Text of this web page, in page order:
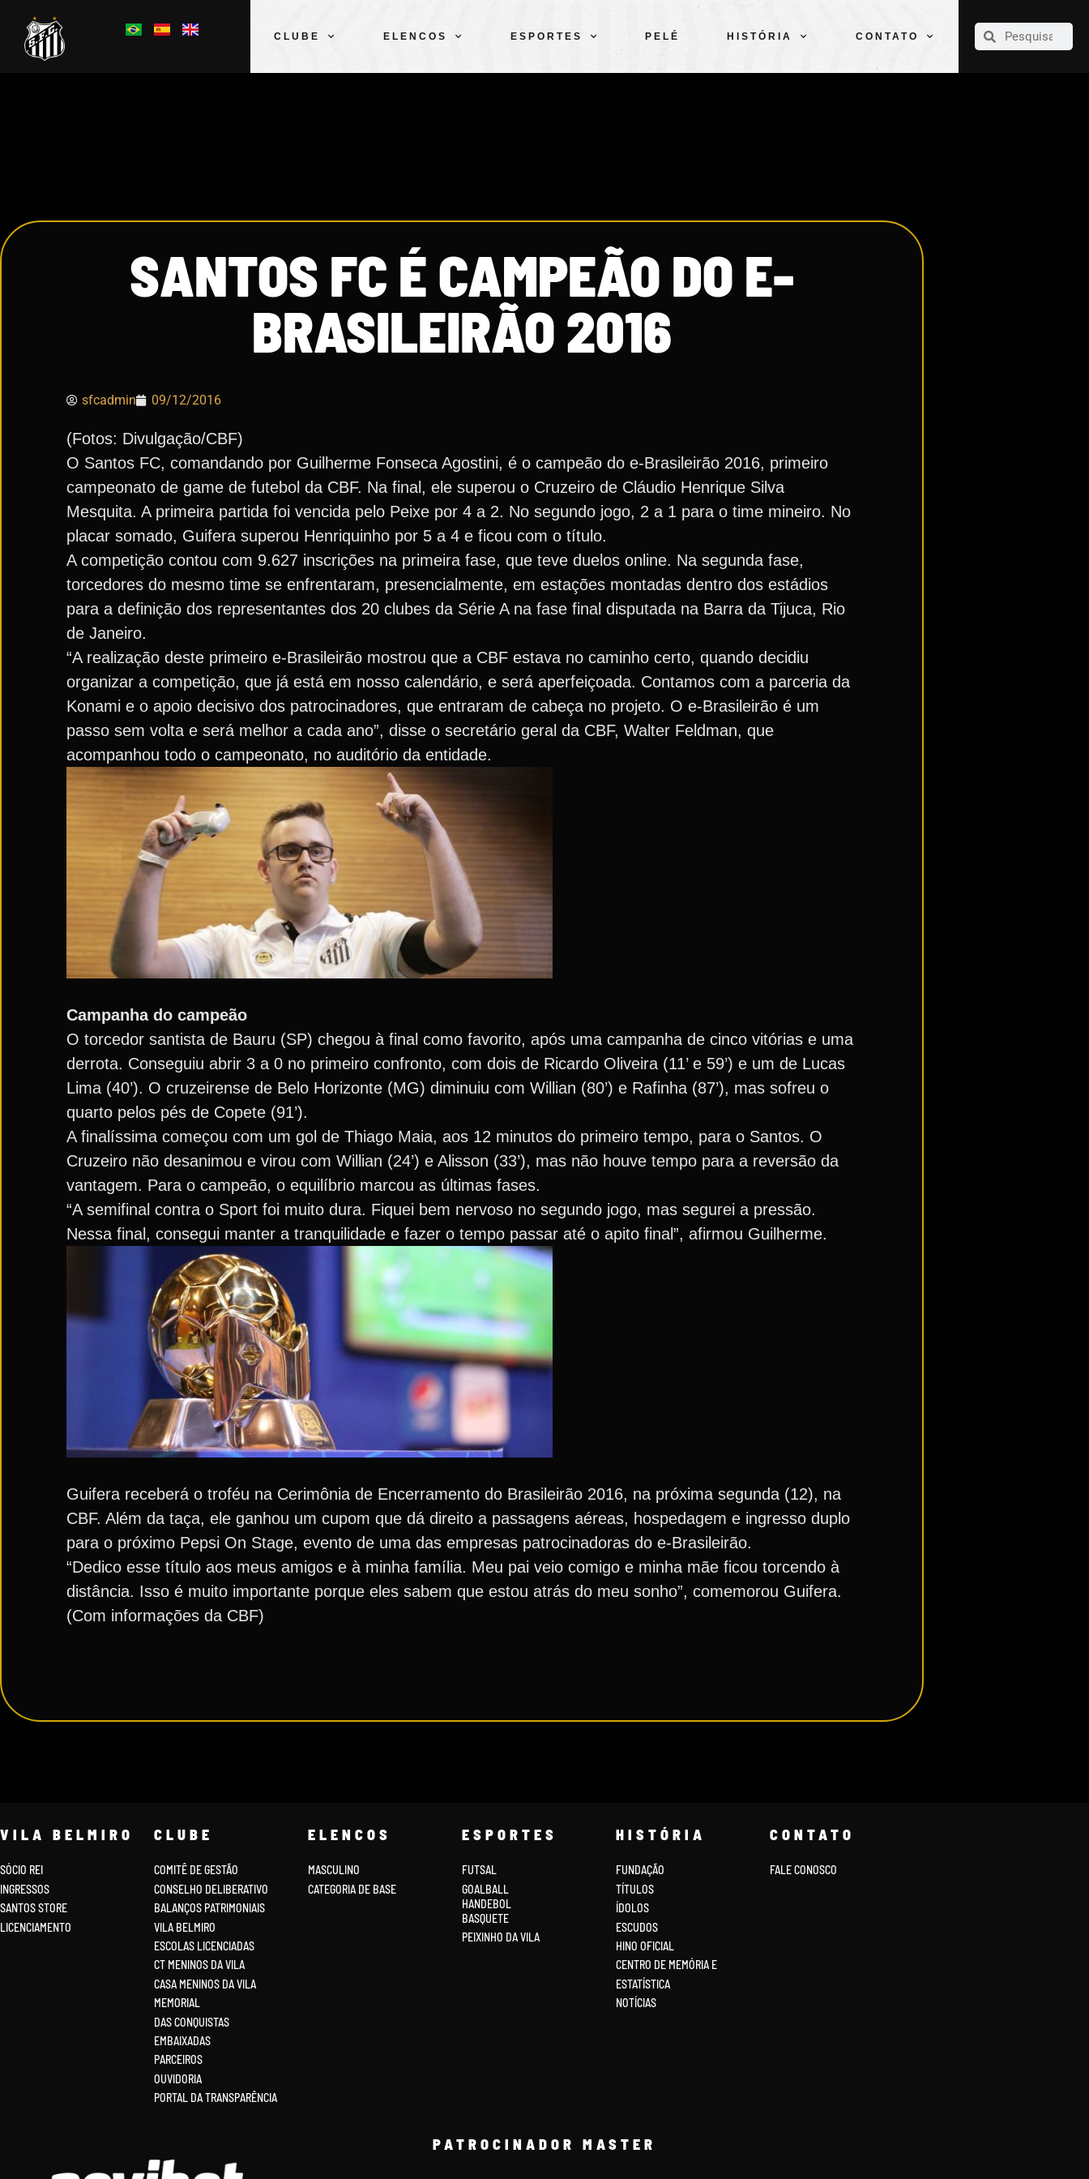
CLUBE ELENCOS ESPORTES PELÉ HISTÓRIA CONTATO
CLUBE
SANTOS FC É CAMPEÃO DO E-
BRASILEIRÃO 2016
sfcadmin 09/12/2016
(Fotos: Divulgação/CBF)
O Santos FC, comandando por Guilherme Fonseca Agostini, é o campeão do e-Brasileirão 2016, primeiro
campeonato de game de futebol da CBF. Na final, ele superou o Cruzeiro de Cláudio Henrique Silva
Mesquita. A primeira partida foi vencida pelo Peixe por 4 a 2. No segundo jogo, 2 a 1 para o time mineiro. No
placar somado, Guifera superou Henriquinho por 5 a 4 e ficou com o título.
A competição contou com 9.627 inscrições na primeira fase, que teve duelos online. Na segunda fase,
torcedores do mesmo time se enfrentaram, presencialmente, em estações montadas dentro dos estádios
para a definição dos representantes dos 20 clubes da Série A na fase final disputada na Barra da Tijuca, Rio
de Janeiro.
“A realização deste primeiro e-Brasileirão mostrou que a CBF estava no caminho certo, quando decidiu
organizar a competição, que já está em nosso calendário, e será aperfeiçoada. Contamos com a parceria da
Konami e o apoio decisivo dos patrocinadores, que entraram de cabeça no projeto. O e-Brasileirão é um
passo sem volta e será melhor a cada ano”, disse o secretário geral da CBF, Walter Feldman, que
acompanhou todo o campeonato, no auditório da entidade.
Campanha do campeão
O torcedor santista de Bauru (SP) chegou à final como favorito, após uma campanha de cinco vitórias e uma
derrota. Conseguiu abrir 3 a 0 no primeiro confronto, com dois de Ricardo Oliveira (11’ e 59’) e um de Lucas
Lima (40’). O cruzeirense de Belo Horizonte (MG) diminuiu com Willian (80’) e Rafinha (87’), mas sofreu o
quarto pelos pés de Copete (91’).
A finalíssima começou com um gol de Thiago Maia, aos 12 minutos do primeiro tempo, para o Santos. O
Cruzeiro não desanimou e virou com Willian (24’) e Alisson (33’), mas não houve tempo para a reversão da
vantagem. Para o campeão, o equilíbrio marcou as últimas fases.
“A semifinal contra o Sport foi muito dura. Fiquei bem nervoso no segundo jogo, mas segurei a pressão.
Nessa final, consegui manter a tranquilidade e fazer o tempo passar até o apito final”, afirmou Guilherme.
Guifera receberá o troféu na Cerimônia de Encerramento do Brasileirão 2016, na próxima segunda (12), na
CBF. Além da taça, ele ganhou um cupom que dá direito a passagens aéreas, hospedagem e ingresso duplo
para o próximo Pepsi On Stage, evento de uma das empresas patrocinadoras do e-Brasileirão.
“Dedico esse título aos meus amigos e à minha família. Meu pai veio comigo e minha mãe ficou torcendo à
distância. Isso é muito importante porque eles sabem que estou atrás do meu sonho”, comemorou Guifera.
(Com informações da CBF)
VILA BELMIRO
SÓCIO REI
INGRESSOS
SANTOS STORE
LICENCIAMENTO
CLUBE
COMITÊ DE GESTÃO
CONSELHO DELIBERATIVO
BALANÇOS PATRIMONIAIS
VILA BELMIRO
ESCOLAS LICENCIADAS
CT MENINOS DA VILA
CASA MENINOS DA VILA
MEMORIAL
DAS CONQUISTAS
EMBAIXADAS
PARCEIROS
OUVIDORIA
PORTAL DA TRANSPARÊNCIA
ELENCOS
MASCULINO
CATEGORIA DE BASE
ESPORTES
FUTSAL
GOALBALL
HANDEBOL
BASQUETE
PEIXINHO DA VILA
HISTÓRIA
FUNDAÇÃO
TÍTULOS
ÍDOLOS
ESCUDOS
HINO OFICIAL
CENTRO DE MEMÓRIA E
ESTATÍSTICA
NOTÍCIAS
CONTATO
FALE CONOSCO
PATROCINADOR MASTER